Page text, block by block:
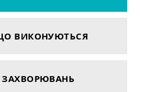
ВИКОНУЮТЬСЯ
ЗАХВОРЮВАНЬ